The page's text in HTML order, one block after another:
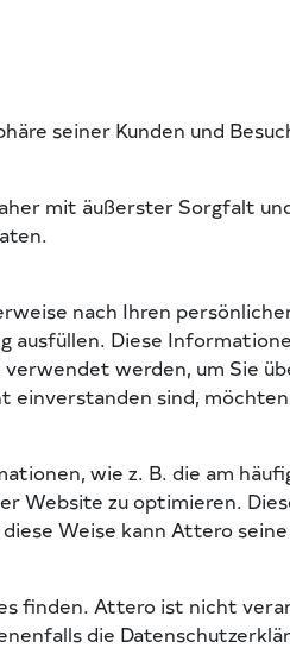
seiner Kunden und
mit äußerster Sorgfalt
nach Ihren
Diese
werden, um Sie
sind,
wie z. B. die am
Website zu optimieren.
Weise kann Attero
finden. Attero ist nicht
die